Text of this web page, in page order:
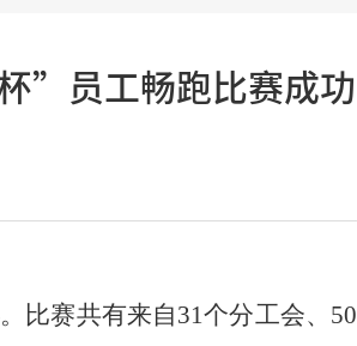
”员工畅跑比赛成功
比赛共有来自31个分工会、50